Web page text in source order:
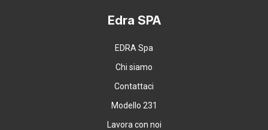
Edra SPA
EDRA Spa
Chi siamo
Contattaci
Modello 231
Lavora con noi